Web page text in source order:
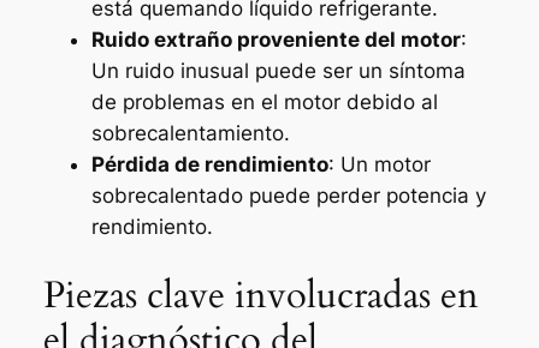
está quemando líquido refrigerante.
Ruido extraño proveniente del motor:
Un ruido inusual puede ser un síntoma
de problemas en el motor debido al
sobrecalentamiento.
Pérdida de rendimiento: Un motor
sobrecalentado puede perder potencia y
rendimiento.
Piezas clave involucradas en